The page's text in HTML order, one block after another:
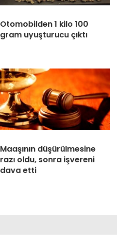
Otomobilden 1 kilo 100
gram uyuşturucu çıktı
Maaşının düşürülmesine
razı oldu, sonra işvereni
dava etti